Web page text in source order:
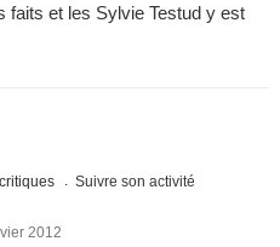
faits et les Sylvie Testud y est
Suivre son activité
2012